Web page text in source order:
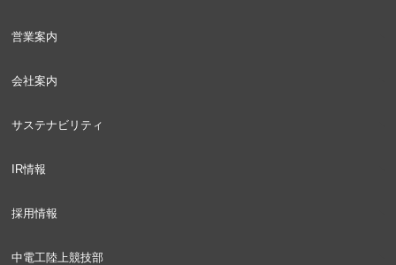
営業案内
会社案内
サステナビリティ
IR情報
採用情報
中電工陸上競技部